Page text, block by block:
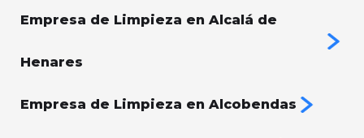
Empresa de Limpieza en Alcalá de
Henares
Empresa de Limpieza en Alcobendas